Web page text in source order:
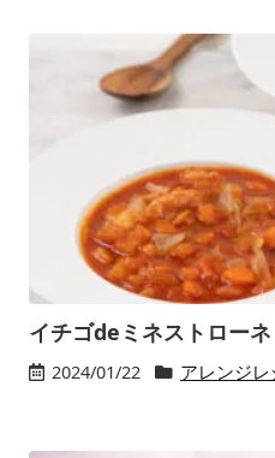
イチゴdeミネストローネ
2024/01/22 アレンジ